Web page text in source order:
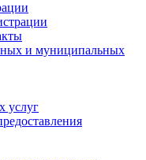
и муниципальных
услуг